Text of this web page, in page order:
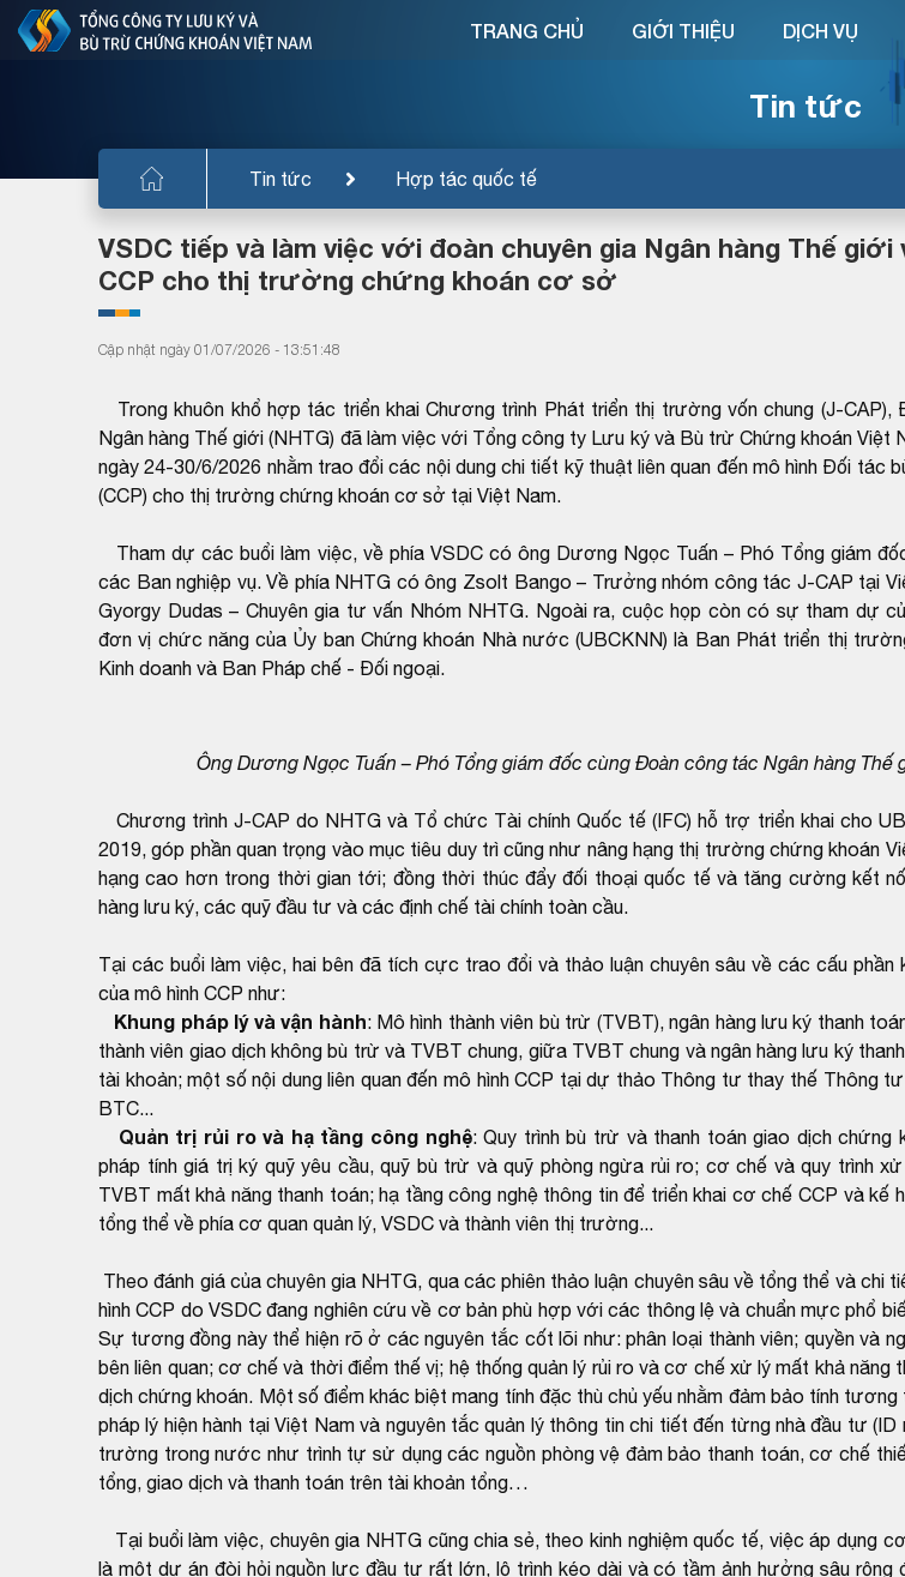
Tin tức
Tin tức Hợp tác quốc tế
TRANG CHỦ GIỚI THIỆU DỊCH VỤ
VSDC tiếp và làm việc với đoàn chuyên gia Ngân hàng Thế giới
CCP cho thị trường chứng khoán cơ sở
Cập nhật ngày 01/07/2026 - 13:51:48
Trong khuôn khổ hợp tác triển khai Chương trình Phát triển thị trường vốn chung (J-CAP),
Ngân hàng Thế giới (NHTG) đã làm việc với Tổng công ty Lưu ký và Bù trừ Chứng khoán Việt
ngày 24-30/6/2026 nhằm trao đổi các nội dung chi tiết kỹ thuật liên quan đến mô hình Đối tác
(CCP) cho thị trường chứng khoán cơ sở tại Việt Nam.
Tham dự các buổi làm việc, về phía VSDC có ông Dương Ngọc Tuấn – Phó Tổng giám
các Ban nghiệp vụ. Về phía NHTG có ông Zsolt Bango – Trưởng nhóm công tác J-CAP tại
Gyorgy Dudas – Chuyên gia tư vấn Nhóm NHTG. Ngoài ra, cuộc họp còn có sự tham dự
đơn vị chức năng của Ủy ban Chứng khoán Nhà nước (UBCKNN) là Ban Phát triển thị
Kinh doanh và Ban Pháp chế - Đối ngoại.
Ông Dương Ngọc Tuấn – Phó Tổng giám đốc cùng Đoàn công tác Ngân hàng Thế
Chương trình J-CAP do NHTG và Tổ chức Tài chính Quốc tế (IFC) hỗ trợ triển khai cho
2019, góp phần quan trọng vào mục tiêu duy trì cũng như nâng hạng thị trường chứng khoán
hạng cao hơn trong thời gian tới; đồng thời thúc đẩy đối thoại quốc tế và tăng cường kết
hàng lưu ký, các quỹ đầu tư và các định chế tài chính toàn cầu.
Tại các buổi làm việc, hai bên đã tích cực trao đổi và thảo luận chuyên sâu về các cấu phần
của mô hình CCP như:
Khung pháp lý và vận hành: Mô hình thành viên bù trừ (TVBT), ngân hàng lưu ký thanh
thành viên giao dịch không bù trừ và TVBT chung, giữa TVBT chung và ngân hàng lưu ký
tài khoản; một số nội dung liên quan đến mô hình CCP tại dự thảo Thông tư thay thế Thông
BTC...
Quản trị rủi ro và hạ tầng công nghệ: Quy trình bù trừ và thanh toán giao dịch chứng
pháp tính giá trị ký quỹ yêu cầu, quỹ bù trừ và quỹ phòng ngừa rủi ro; cơ chế và quy trình
TVBT mất khả năng thanh toán; hạ tầng công nghệ thông tin để triển khai cơ chế CCP và kế
tổng thể về phía cơ quan quản lý, VSDC và thành viên thị trường...
Theo đánh giá của chuyên gia NHTG, qua các phiên thảo luận chuyên sâu về tổng thể và chi
hình CCP do VSDC đang nghiên cứu về cơ bản phù hợp với các thông lệ và chuẩn mực phổ
Sự tương đồng này thể hiện rõ ở các nguyên tắc cốt lõi như: phân loại thành viên; quyền và
bên liên quan; cơ chế và thời điểm thế vị; hệ thống quản lý rủi ro và cơ chế xử lý mất khả năng
dịch chứng khoán. Một số điểm khác biệt mang tính đặc thù chủ yếu nhằm đảm bảo tính tương
pháp lý hiện hành tại Việt Nam và nguyên tắc quản lý thông tin chi tiết đến từng nhà đầu tư (ID
trường trong nước như trình tự sử dụng các nguồn phòng vệ đảm bảo thanh toán, cơ chế
tổng, giao dịch và thanh toán trên tài khoản tổng…
Tại buổi làm việc, chuyên gia NHTG cũng chia sẻ, theo kinh nghiệm quốc tế, việc áp dụng
là một dự án đòi hỏi nguồn lực đầu tư rất lớn, lộ trình kéo dài và có tầm ảnh hưởng sâu rộng